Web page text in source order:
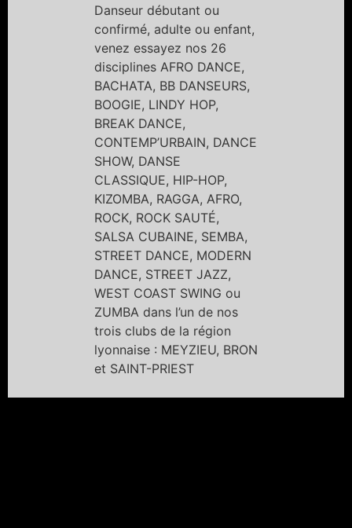
Danseur débutant ou
confirmé, adulte ou enfant,
venez essayez nos 26
disciplines AFRO DANCE,
BACHATA, BB DANSEURS,
BOOGIE, LINDY HOP,
BREAK DANCE,
CONTEMP’URBAIN, DANCE
SHOW, DANSE
CLASSIQUE, HIP-HOP,
KIZOMBA, RAGGA, AFRO,
ROCK, ROCK SAUTÉ,
SALSA CUBAINE, SEMBA,
STREET DANCE, MODERN
DANCE, STREET JAZZ,
WEST COAST SWING ou
ZUMBA dans l’un de nos
trois clubs de la région
lyonnaise : MEYZIEU, BRON
et SAINT-PRIEST